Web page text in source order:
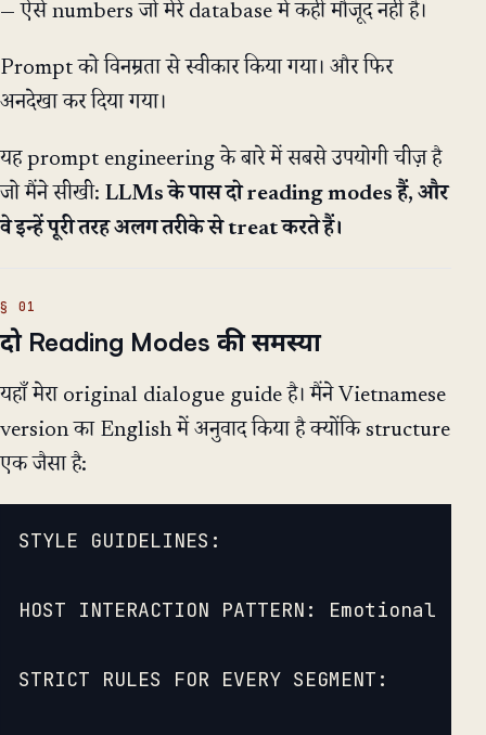
— ऐसे numbers जो मेरे database में कहीं मौजूद नहीं हैं।
Prompt को विनम्रता से स्वीकार किया गया। और फिर
अनदेखा कर दिया गया।
यह prompt engineering के बारे में सबसे उपयोगी चीज़ है
जो मैंने सीखी: LLMs के पास दो reading modes हैं, और
वे इन्हें पूरी तरह अलग तरीके से treat करते हैं।
दो Reading Modes की समस्या
यहाँ मेरा original dialogue guide है। मैंने Vietnamese
version का English में अनुवाद किया है क्योंकि structure
एक जैसा है:
STYLE GUIDELINES:
HOST INTERACTION PATTERN:
STRICT RULES FOR EVERY SEGMENT: